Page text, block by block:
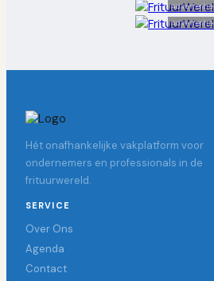
Advertentie
Advertentie
Hét onafhankelijke vakplatform voor
ondernemers en professionals in de
frituurwereld.
SERVICE
Over Ons
Agenda
Contact